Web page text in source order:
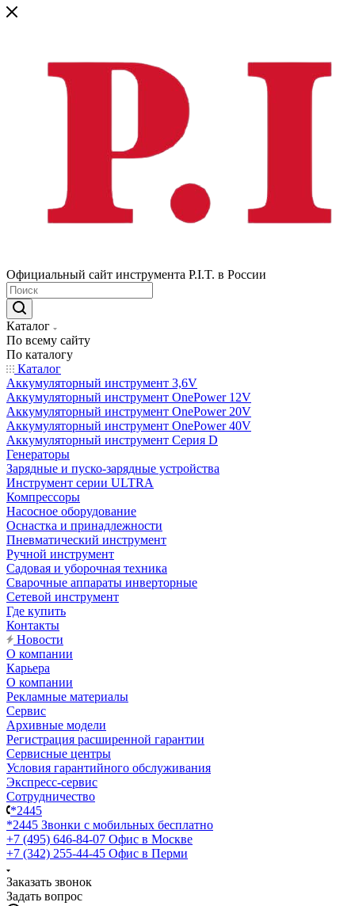
Официальный сайт инструмента P.I.T. в России
Каталог
По всему сайту
По каталогу
Каталог
Аккумуляторный инструмент 3,6V
Аккумуляторный инструмент OnePower 12V
Аккумуляторный инструмент OnePower 20V
Аккумуляторный инструмент OnePower 40V
Аккумуляторный инструмент Серия D
Генераторы
Зарядные и пуско-зарядные устройства
Инструмент серии ULTRA
Компрессоры
Насосное оборудование
Оснастка и принадлежности
Пневматический инструмент
Ручной инструмент
Садовая и уборочная техника
Сварочные аппараты инверторные
Сетевой инструмент
Где купить
Контакты
Новости
О компании
Карьера
О компании
Рекламные материалы
Сервис
Архивные модели
Регистрация расширенной гарантии
Сервисные центры
Условия гарантийного обслуживания
Экспресс-сервис
Сотрудничество
*2445
*2445 Звонки с мобильных бесплатно
+7 (495) 646-84-07 Офис в Москве
+7 (342) 255-44-45 Офис в Перми
Заказать звонок
Задать вопрос